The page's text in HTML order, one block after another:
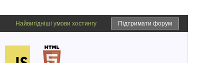
Підтримати форум
Найвигідніші умови хостингу